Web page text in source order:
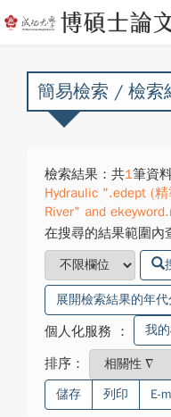
簡易檢索 / 檢索
檢索結果：共1筆資
Hydraulic ".edept (
River" and
在搜尋的結果範圍內
展開檢索結果的年代
個人化服務 ： 我
排序：
儲存 列印 E-